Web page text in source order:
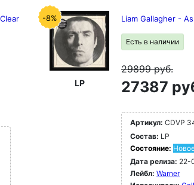
-8%
LP
Liam Gallagher -
Есть в наличии
29899руб.
27387
Артикул: CDVP
Состав: LP
Состояние:
Дата релиза: 22-
Лейбл: Warner